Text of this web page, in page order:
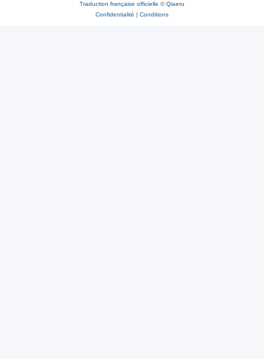
Traduction française officielle ©Qiaeru
Confidentialité | Conditions